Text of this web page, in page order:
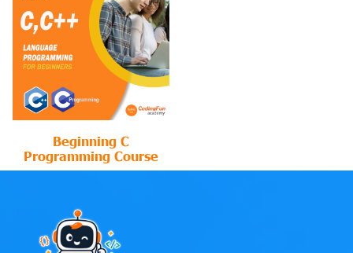
Beginning C
Programming Course